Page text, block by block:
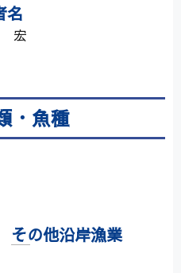
名
宏
・魚種
その他沿岸漁業